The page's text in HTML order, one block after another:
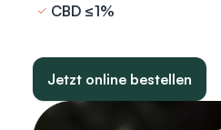
CBD ≤1%
Jetzt online bestellen